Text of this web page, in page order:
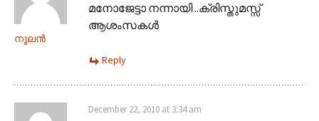
നൂലന്‍
മനോജേട്ടാ നന്നായി ..ക്രിസ്തുമസ്സ്
ആശംസകള്‍
Reply
December 22, 2010 at 3:34 am